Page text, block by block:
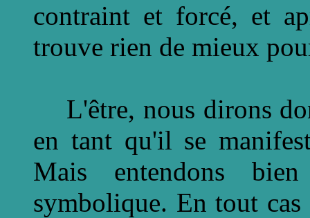
contraint et forcé, et
trouve rien de mieux
L'être, nous dirons
en tant qu'il se
Mais entendons
symbolique. En tout